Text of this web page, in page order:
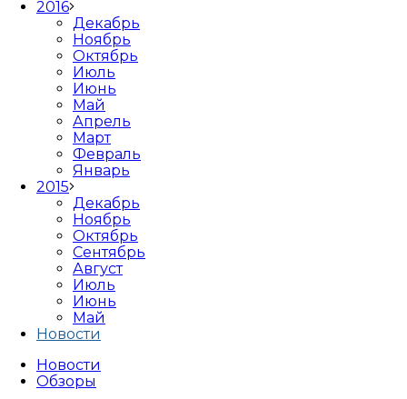
2016
Декабрь
Ноябрь
Октябрь
Июль
Июнь
Май
Апрель
Март
Февраль
Январь
2015
Декабрь
Ноябрь
Октябрь
Сентябрь
Август
Июль
Июнь
Май
Новости
Новости
Обзоры